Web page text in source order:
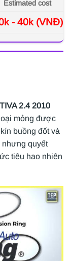
Estimated cost
- 40k (VNĐ)
2.4 2010
mỏng được
buồng đốt và
nhưng quyết
tiêu hao nhiên